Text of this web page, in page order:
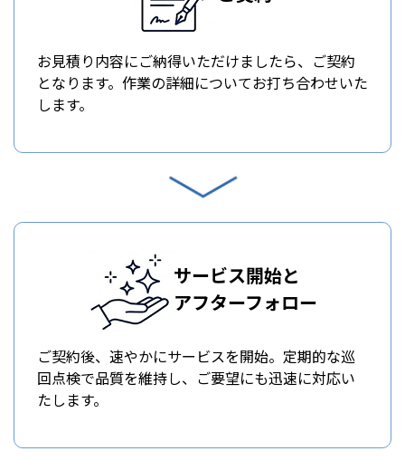
お見積り内容にご納得いただけましたら、ご契約
となります。作業の詳細についてお打ち合わせいた
します。
サービス開始と
アフターフォロー
ご契約後、速やかにサービスを開始。定期的な巡
回点検で品質を維持し、ご要望にも迅速に対応い
たします。